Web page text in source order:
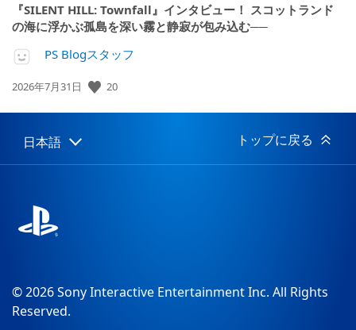
『SILENT HILL: Townfall』インタビュー！ スコットランド
の海に浮かぶ孤島を深い霧と静寂が包み込む──
PS Blogスタッフ
公
日:
2026年7月31日 20
Select
a
Current
region:
日本語 トップに戻る
© 2026 Sony Interactive Entertainment Inc. All Rights
Reserved.